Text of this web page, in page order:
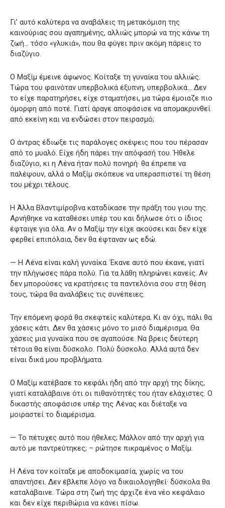
Γι’ αυτό καλύτερα να αναβάλεις τη μετακόμιση της
καινούριας σου αγαπημένης, αλλιώς μπορώ να της κάνω τη
ζωή… τόσο «γλυκιά», που θα φύγει πριν ακόμη πάρεις το
διαζύγιο.
Ο Μαξίμ έμεινε άφωνος. Κοίταξε τη γυναίκα του αλλιώς.
Τώρα του φαινόταν υπερβολικά έξυπνη, υπερβολικά… Δεν
το είχε παρατηρήσει, είχε σταματήσει, μα τώρα έμοιαζε πιο
όμορφη από ποτέ. Γιατί άραγε αποφάσισε να απομακρυνθεί
από εκείνη και να ενδώσει στον πειρασμό;
Ο άντρας έδιωξε τις παράλογες σκέψεις που του πέρασαν
από το μυαλό. Είχε ήδη πάρει την απόφασή του. Ήθελε
διαζύγιο, κι η Λένα ήταν πολύ πονηρή· θα έπρεπε να
παλέψουν, αλλά ο Μαξίμ σκόπευε να υπερασπιστεί τη θέση
του μέχρι τέλους.
Η Άλλα Βλαντιμίροβνα καταδίκασε την πράξη του γιου της.
Αρνήθηκε να καταθέσει υπέρ του και δήλωσε ότι ο ίδιος
έφταιγε για όλα. Αν ο Μαξίμ την είχε ακούσει και δεν είχε
φερθεί επιπόλαια, δεν θα έφταναν ως εδώ.
— Η Λένα είναι καλή γυναίκα. Έκανε αυτό που έκανε, γιατί
την πλήγωσες πάρα πολύ. Για τα λάθη πληρώνει κανείς. Αν
δεν μπορούσες να κρατήσεις τα παντελόνια σου στη θέση
τους, τώρα θα αναλάβεις τις συνέπειες.
Την επόμενη φορά θα σκεφτείς καλύτερα. Κι αν όχι, πάλι θα
χάσεις κάτι. Δεν θα χάσεις μόνο το μισό διαμέρισμα. Θα
χάσεις μια γυναίκα που σε αγαπούσε. Να βρεις δεύτερη
τέτοια θα είναι δύσκολο. Πολύ δύσκολο. Αλλά αυτά δεν
είναι δικά μου προβλήματα.
Ο Μαξίμ κατέβασε το κεφάλι ήδη από την αρχή της δίκης,
γιατί καταλάβαινε ότι οι πιθανότητές του ήταν ελάχιστες. Ο
δικαστής αποφάσισε υπέρ της Λένας και διέταξε να
μοιραστεί το διαμέρισμα.
— Το πέτυχες αυτό που ήθελες; Μάλλον από την αρχή για
αυτό με παντρεύτηκες; – ρώτησε πικραμένος ο Μαξίμ.
Η Λένα τον κοίταξε με αποδοκιμασία, χωρίς να του
απαντήσει. Δεν έβλεπε λόγο να δικαιολογηθεί· δύσκολα θα
καταλάβαινε. Τώρα στη ζωή της άρχιζε ένα νέο κεφάλαιο
και δεν είχε περιθώρια να κάνει πίσω.